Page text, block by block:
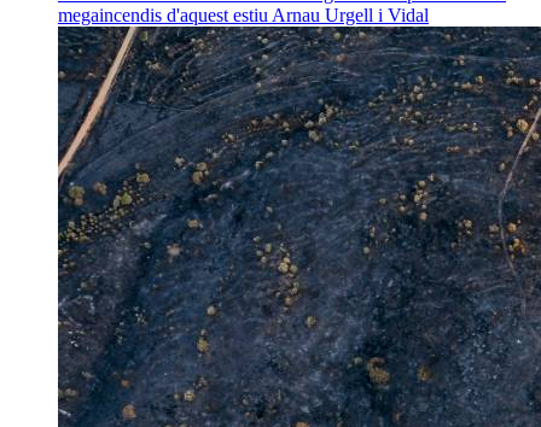
megaincendis d'aquest estiu Arnau Urgell i Vidal